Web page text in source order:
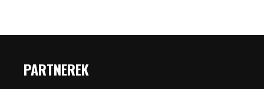
PARTNEREK